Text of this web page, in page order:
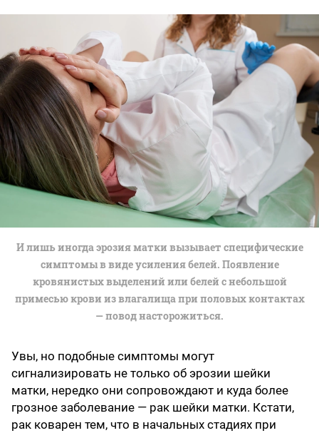
И лишь иногда эрозия матки вызывает специфические
симптомы в виде усиления белей. Появление
кровянистых выделений или белей с небольшой
примесью крови из влагалища при половых контактах
— повод насторожиться.
Увы, но подобные симптомы могут
сигнализировать не только об эрозии шейки
матки, нередко они сопровождают и куда более
грозное заболевание — рак шейки матки. Кстати,
рак коварен тем, что в начальных стадиях при